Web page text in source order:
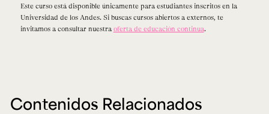
Este curso está disponible únicamente para estudiantes inscritos en la
Universidad de los Andes. Si buscas cursos abiertos a externos, te
invitamos a consultar nuestra oferta de educación continua.
Contenidos Relacionados